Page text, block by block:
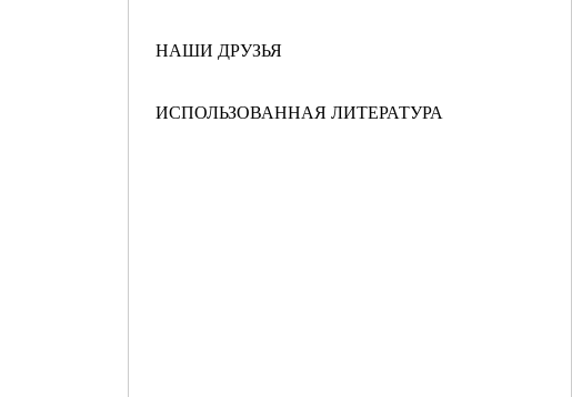
НАШИ ДРУЗЬЯ
ИСПОЛЬЗОВАННАЯ ЛИТЕРАТУРА